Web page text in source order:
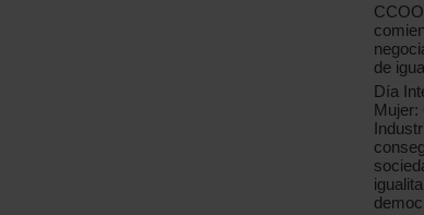
de
Día
Mujer: